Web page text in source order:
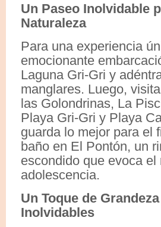
Un Paseo Inolvidable
Naturaleza
Para una experiencia
emocionante
Laguna Gri-Gri y
manglares. Luego,
las Golondrinas, La
Playa Gri-Gri y Playa
guarda lo mejor para el
baño en El Pontón, un
escondido que evoca el
adolescencia.
Un Toque de
Inolvidables